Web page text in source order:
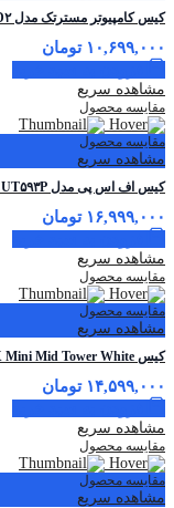
کیس کامپیوتر مسترتک مدل HUNTER D۲
۱۰,۶۹۹,۰۰۰ تومان
مشاهده سریع
مقایسه محصول
مقایسه محصول
مشاهده سریع
کیس اف اس پی مدل CUT۵۹۳P
۱۶,۹۹۹,۰۰۰ تومان
مشاهده سریع
مقایسه محصول
مقایسه محصول
مشاهده سریع
کیس XPG Invader X Mini Mid Tower White
۱۴,۵۹۹,۰۰۰ تومان
مشاهده سریع
مقایسه محصول
مقایسه محصول
مشاهده سریع